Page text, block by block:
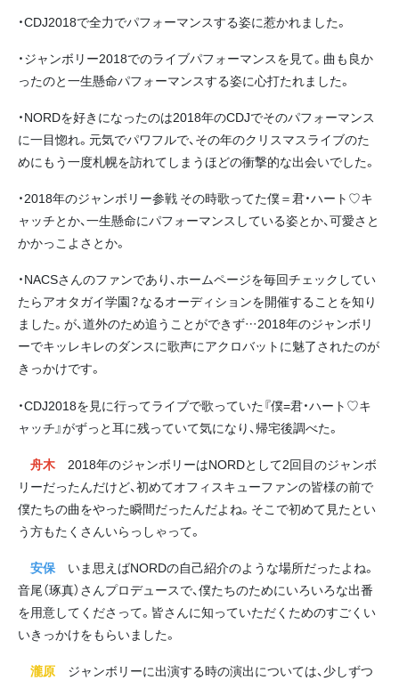
・CDJ2018で全力でパフォーマンスする姿に惹かれました。
・ジャンボリー2018でのライブパフォーマンスを見て。曲も良か
ったのと一生懸命パフォーマンスする姿に心打たれました。
・NORDを好きになったのは2018年のCDJでそのパフォーマンス
に一目惚れ。元気でパワフルで、その年のクリスマスライブのた
めにもう一度札幌を訪れてしまうほどの衝撃的な出会いでした。
・2018年のジャンボリー参戦 その時歌ってた僕＝君・ハート♡キ
ャッチとか、一生懸命にパフォーマンスしている姿とか、可愛さと
かかっこよさとか。
・NACSさんのファンであり、ホームページを毎回チェックしてい
たらアオタガイ学園？なるオーディションを開催することを知り
ました。が、道外のため追うことができず…2018年のジャンボリ
ーでキッレキレのダンスに歌声にアクロバットに魅了されたのが
きっかけです。
・CDJ2018を見に行ってライブで歌っていた『僕=君・ハート♡キ
ャッチ』がずっと耳に残っていて気になり、帰宅後調べた。
舟木 2018年のジャンボリーはNORDとして2回目のジャンボ
リーだったんだけど、初めてオフィスキューファンの皆様の前で
僕たちの曲をやった瞬間だったんだよね。そこで初めて見たとい
う方もたくさんいらっしゃって。
安保 いま思えばNORDの自己紹介のような場所だったよね。
音尾（琢真）さんプロデュースで、僕たちのためにいろいろな出番
を用意してくださって。皆さんに知っていただくためのすごくい
いきっかけをもらいました。
瀧原 ジャンボリーに出演する時の演出については、少しずつ